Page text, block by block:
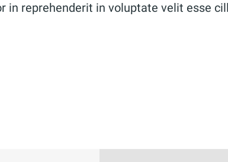
in reprehenderit in voluptate velit esse